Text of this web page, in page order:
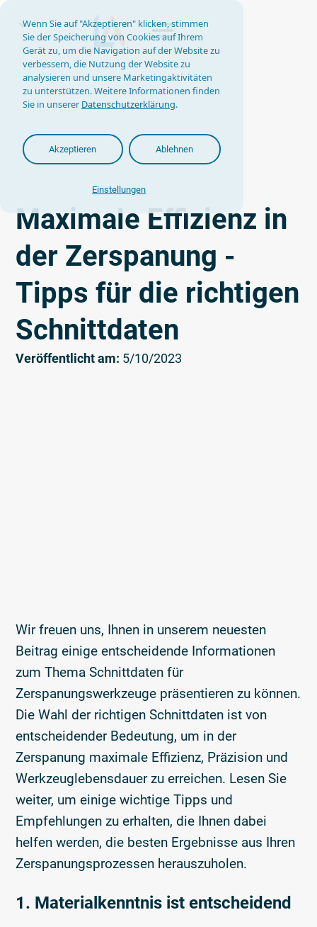
Wenn Sie auf "Akzeptieren" klicken, stimmen
Sie der Speicherung von Cookies auf Ihrem
Gerät zu, um die Navigation auf der Website zu
verbessern, die Nutzung der Website zu
analysieren und unsere Marketingaktivitäten
zu unterstützen. Weitere Informationen finden
Sie in unserer Datenschutzerklärung.
Akzeptieren Ablehnen
Einstellungen
Maximale Effizienz in
der Zerspanung -
Tipps für die richtigen
Schnittdaten
Veröffentlicht am: 5/10/2023
Wir freuen uns, Ihnen in unserem neuesten
Beitrag einige entscheidende Informationen
zum Thema Schnittdaten für
Zerspanungswerkzeuge präsentieren zu können.
Die Wahl der richtigen Schnittdaten ist von
entscheidender Bedeutung, um in der
Zerspanung maximale Effizienz, Präzision und
Werkzeuglebensdauer zu erreichen. Lesen Sie
weiter, um einige wichtige Tipps und
Empfehlungen zu erhalten, die Ihnen dabei
helfen werden, die besten Ergebnisse aus Ihren
Zerspanungsprozessen herauszuholen.
1. Materialkenntnis ist entscheidend